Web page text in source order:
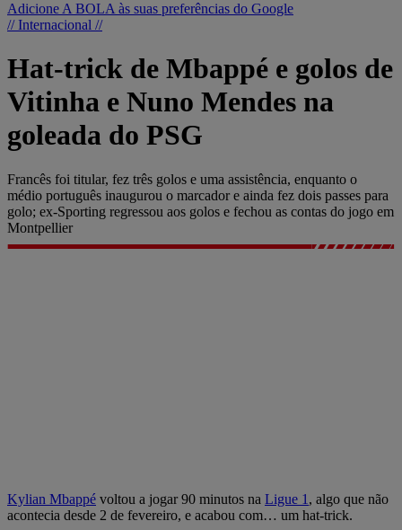
Adicione A BOLA às suas preferências do Google
// Internacional //
Hat-trick de Mbappé e golos de
Vitinha e Nuno Mendes na
goleada do PSG
Francês foi titular, fez três golos e uma assistência, enquanto o
médio português inaugurou o marcador e ainda fez dois passes para
golo; ex-Sporting regressou aos golos e fechou as contas do jogo em
Montpellier
Kylian Mbappé voltou a jogar 90 minutos na Ligue 1 , algo que não
acontecia desde 2 de fevereiro, e acabou com… um hat-trick.